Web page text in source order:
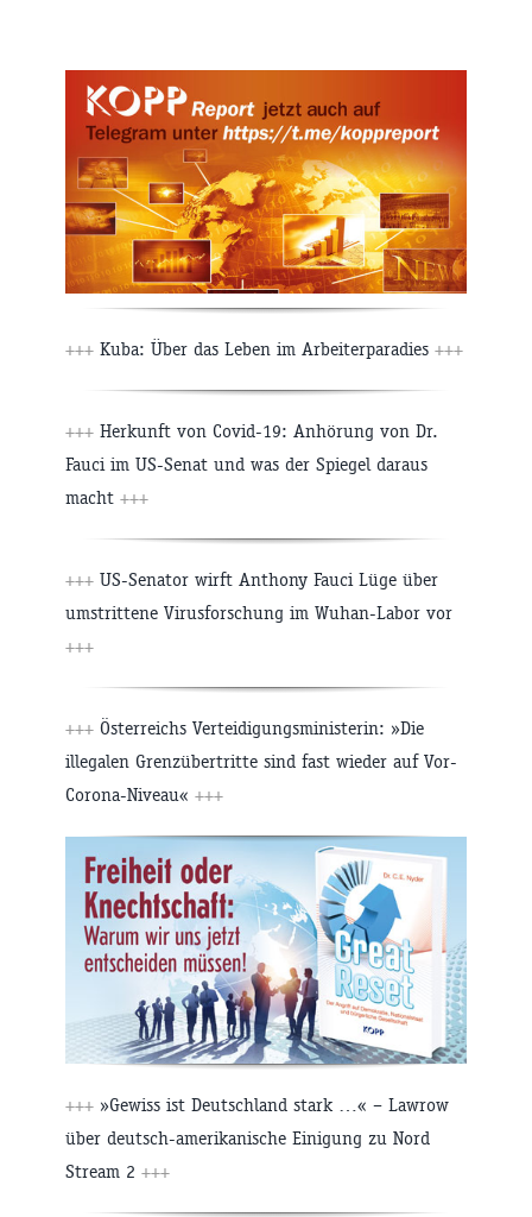
+++ Kuba: Über das Leben im Arbeiterparadies +++
+++ Herkunft von Covid-19: Anhörung von Dr.
Fauci im US-Senat und was der Spiegel daraus
macht +++
+++ US-Senator wirft Anthony Fauci Lüge über
umstrittene Virusforschung im Wuhan-Labor vor
+++
+++ Österreichs Verteidigungsministerin: »Die
illegalen Grenzübertritte sind fast wieder auf Vor-
Corona-Niveau« +++
+++ »Gewiss ist Deutschland stark …« – Lawrow
über deutsch-amerikanische Einigung zu Nord
Stream 2 +++